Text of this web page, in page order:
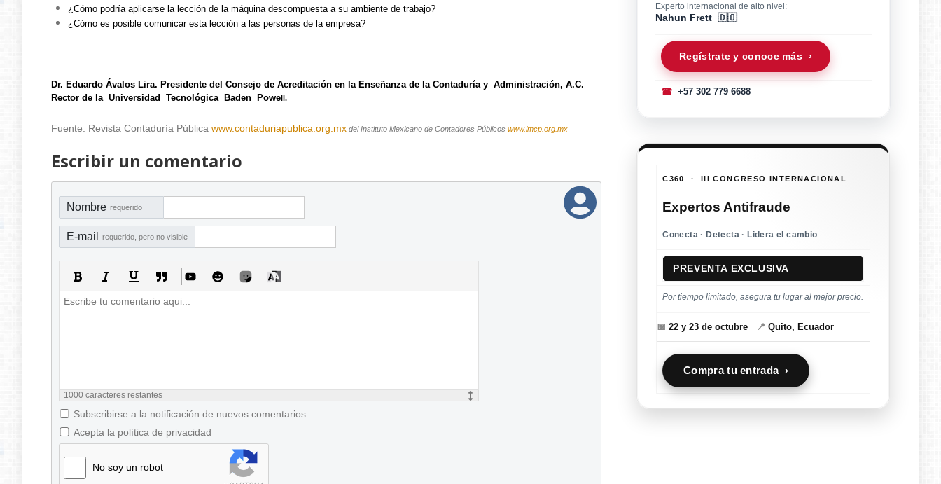
¿Cómo podría aplicarse la lección de la máquina descompuesta a su ambiente de trabajo?
¿Cómo es posible comunicar esta lección a las personas de la empresa?
Dr. Eduardo Ávalos Lira. Presidente del Consejo de Acreditación en la Enseñanza de la Contaduría y Administración, A.C.
Rector de la Universidad Tecnológica Baden Powell.
Fuente: Revista Contaduría Pública www.contaduriapublica.org.mx del Instituto Mexicano de Contadores Públicos www.imcp.org.mx
Escribir un comentario
Nombre requerido
E-mail requerido, pero no visible
1000 caracteres restantes
Subscribirse a la notificación de nuevos comentarios
Acepta la política de privacidad
No soy un robot
Experto internacional de alto nivel:
Nahun Frett 🇩🇴
Regístrate y conoce más ›
☎ +57 302 779 6688
C360 · III CONGRESO INTERNACIONAL
Expertos Antifraude
Conecta · Detecta · Lidera el cambio
PREVENTA EXCLUSIVA
Por tiempo limitado, asegura tu lugar al mejor precio.
📅 22 y 23 de octubre 📍 Quito, Ecuador
Compra tu entrada ›